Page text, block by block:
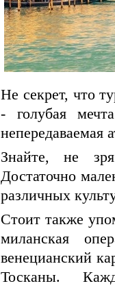
Не секрет, что
- голубая
непередаваемая
Знайте, не
Достаточно
различных
Стоит также
миланская
венецианский
Тосканы.